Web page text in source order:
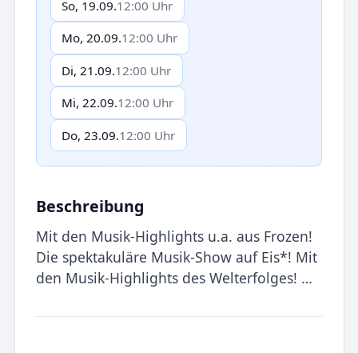
So, 19.09.12:00 Uhr
Mo, 20.09.12:00 Uhr
Di, 21.09.12:00 Uhr
Mi, 22.09.12:00 Uhr
Do, 23.09.12:00 Uhr
Beschreibung
Mit den Musik-Highlights u.a. aus Frozen!
Die spektakuläre Musik-Show auf Eis*! Mit
den Musik-Highlights des Welterfolges! …